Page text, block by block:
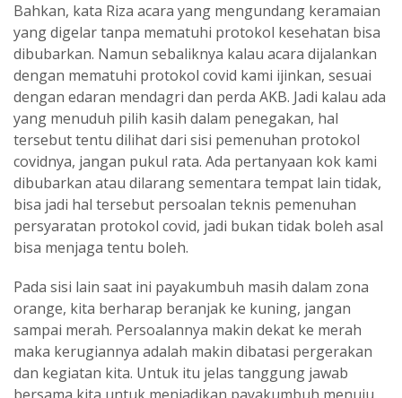
Bahkan, kata Riza acara yang mengundang keramaian
yang digelar tanpa mematuhi protokol kesehatan bisa
dibubarkan. Namun sebaliknya kalau acara dijalankan
dengan mematuhi protokol covid kami ijinkan, sesuai
dengan edaran mendagri dan perda AKB. Jadi kalau ada
yang menuduh pilih kasih dalam penegakan, hal
tersebut tentu dilihat dari sisi pemenuhan protokol
covidnya, jangan pukul rata. Ada pertanyaan kok kami
dibubarkan atau dilarang sementara tempat lain tidak,
bisa jadi hal tersebut persoalan teknis pemenuhan
persyaratan protokol covid, jadi bukan tidak boleh asal
bisa menjaga tentu boleh.
Pada sisi lain saat ini payakumbuh masih dalam zona
orange, kita berharap beranjak ke kuning, jangan
sampai merah. Persoalannya makin dekat ke merah
maka kerugiannya adalah makin dibatasi pergerakan
dan kegiatan kita. Untuk itu jelas tanggung jawab